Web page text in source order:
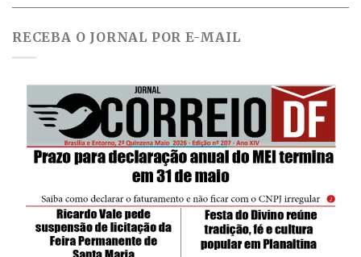
RECEBA O JORNAL POR E-MAIL